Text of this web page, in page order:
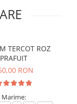
TERCOT ROZ
PRAFUIT
RON
Marime: